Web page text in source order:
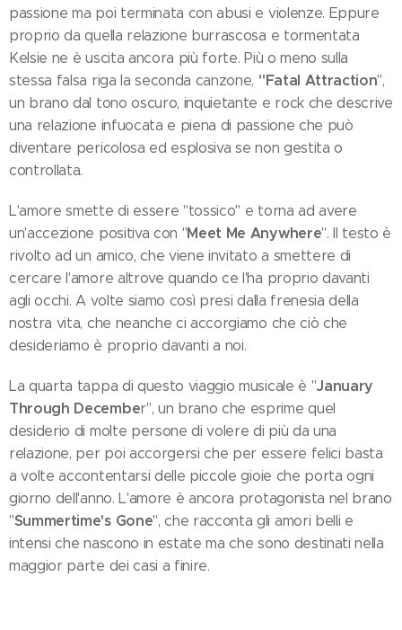
passione ma poi terminata con abusi e violenze. Eppure
proprio da quella relazione burrascosa e tormentata
Kelsie ne è uscita ancora più forte. Più o meno sulla
stessa falsa riga la seconda canzone, "Fatal Attraction",
un brano dal tono oscuro, inquietante e rock che descrive
una relazione infuocata e piena di passione che può
diventare pericolosa ed esplosiva se non gestita o
controllata.
L'amore smette di essere "tossico" e torna ad avere
un'accezione positiva con "Meet Me Anywhere". Il testo è
rivolto ad un amico, che viene invitato a smettere di
cercare l'amore altrove quando ce l'ha proprio davanti
agli occhi. A volte siamo così presi dalla frenesia della
nostra vita, che neanche ci accorgiamo che ciò che
desideriamo è proprio davanti a noi.
La quarta tappa di questo viaggio musicale è "January
Through December", un brano che esprime quel
desiderio di molte persone di volere di più da una
relazione, per poi accorgersi che per essere felici basta
a volte accontentarsi delle piccole gioie che porta ogni
giorno dell'anno. L'amore è ancora protagonista nel brano
"Summertime's Gone", che racconta gli amori belli e
intensi che nascono in estate ma che sono destinati nella
maggior parte dei casi a finire.